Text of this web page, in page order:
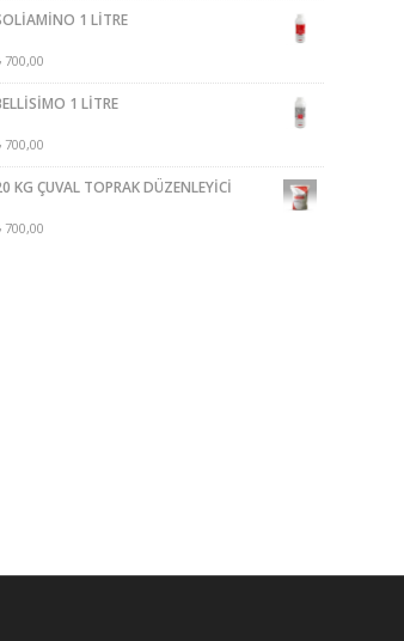
1 LİTRE
700,00
1 LİTRE
700,00
KG ÇUVAL TOPRAK DÜZENLEYİCİ
700,00